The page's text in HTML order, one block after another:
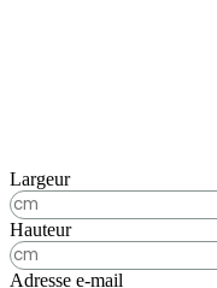
Largeur
Hauteur
Adresse e-mail